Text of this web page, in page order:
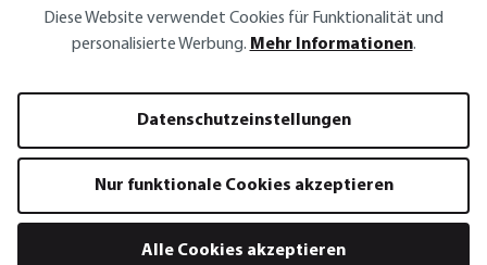
Dazu passt:
Diese Website verwendet Cookies für Funktionalität und
personalisierte Werbung. Mehr Informationen.
Datenschutzeinstellungen
Nur funktionale Cookies akzeptieren
Alle Cookies akzeptieren